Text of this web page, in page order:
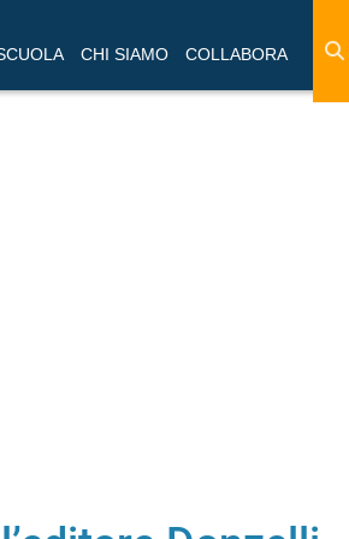
CHI SIAMO COLLABORA